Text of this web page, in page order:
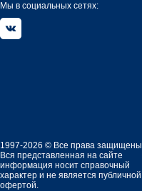
Мы в социальных сетях:
1997-2026 © Все права защищены
Вся представленная на сайте
информация носит справочный
характер и не является публичной
офертой.